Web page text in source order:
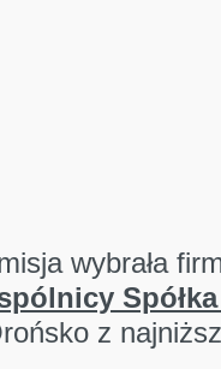
wybrała
z